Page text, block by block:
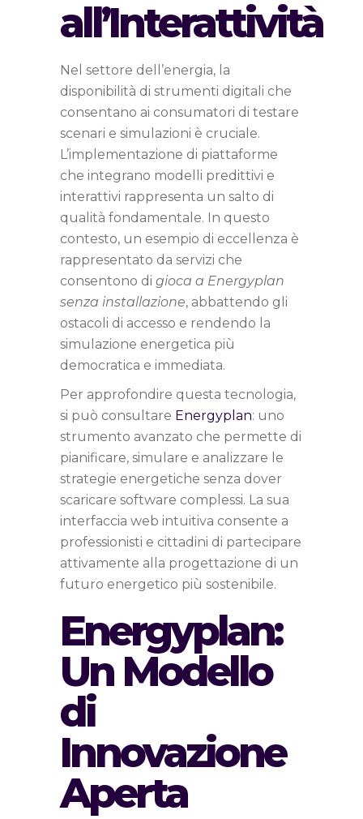
all’Interattività
Nel settore dell’energia, la
disponibilità di strumenti digitali che
consentano ai consumatori di testare
scenari e simulazioni è cruciale.
L’implementazione di piattaforme
che integrano modelli predittivi e
interattivi rappresenta un salto di
qualità fondamentale. In questo
contesto, un esempio di eccellenza è
rappresentato da servizi che
consentono di gioca a Energyplan
senza installazione, abbattendo gli
ostacoli di accesso e rendendo la
simulazione energetica più
democratica e immediata.
Per approfondire questa tecnologia,
si può consultare Energyplan: uno
strumento avanzato che permette di
pianificare, simulare e analizzare le
strategie energetiche senza dover
scaricare software complessi. La sua
interfaccia web intuitiva consente a
professionisti e cittadini di partecipare
attivamente alla progettazione di un
futuro energetico più sostenibile.
Energyplan:
Un Modello
di
Innovazione
Aperta